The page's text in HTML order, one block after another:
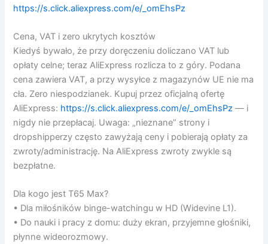
https://s.click.aliexpress.com/e/_omEhsPz
Cena, VAT i zero ukrytych kosztów
Kiedyś bywało, że przy doręczeniu doliczano VAT lub
opłaty celne; teraz AliExpress rozlicza to z góry. Podana
cena zawiera VAT, a przy wysyłce z magazynów UE nie ma
cła. Zero niespodzianek. Kupuj przez oficjalną ofertę
AliExpress: https://s.click.aliexpress.com/e/_omEhsPz — i
nigdy nie przepłacaj. Uwaga: „nieznane” strony i
dropshipperzy często zawyżają ceny i pobierają opłaty za
zwroty/administrację. Na AliExpress zwroty zwykle są
bezpłatne.
Dla kogo jest T65 Max?
• Dla miłośników binge-watchingu w HD (Widevine L1).
• Do nauki i pracy z domu: duży ekran, przyjemne głośniki,
płynne wideorozmowy.